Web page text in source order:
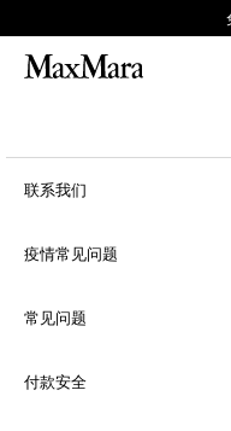
联系我们
疫情常见问题
常见问题
付款安全